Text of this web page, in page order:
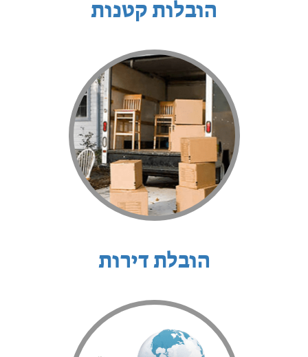
הובלות קטנות
הובלת דירות